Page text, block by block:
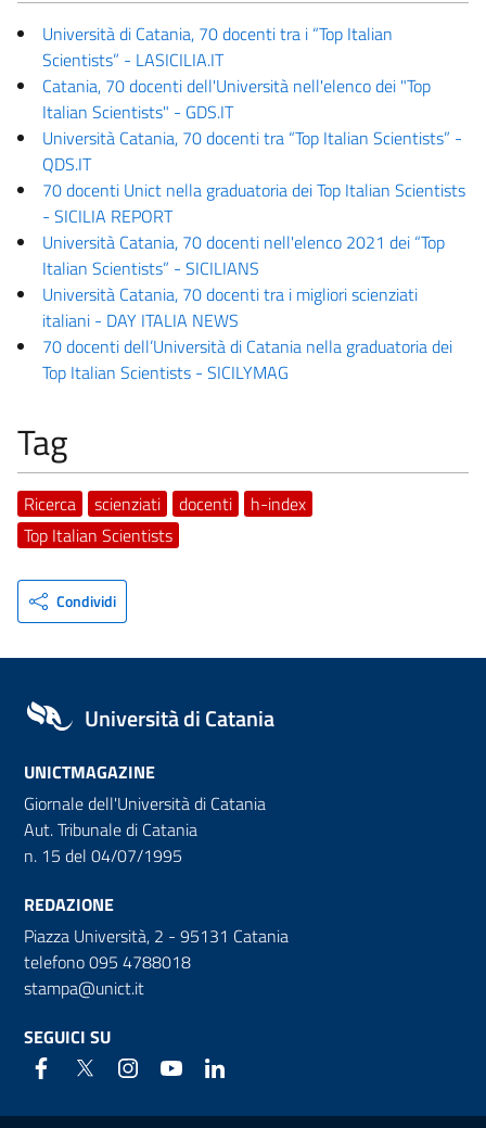
Università di Catania, 70 docenti tra i “Top Italian
Scientists” - LASICILIA.IT
Catania, 70 docenti dell'Università nell'elenco dei "Top
Italian Scientists" - GDS.IT
Università Catania, 70 docenti tra “Top Italian Scientists” -
QDS.IT
70 docenti Unict nella graduatoria dei Top Italian Scientists
- SICILIA REPORT
Università Catania, 70 docenti nell'elenco 2021 dei “Top
Italian Scientists” - SICILIANS
Università Catania, 70 docenti tra i migliori scienziati
italiani - DAY ITALIA NEWS
70 docenti dell’Università di Catania nella graduatoria dei
Top Italian Scientists - SICILYMAG
Tag
Ricerca scienziati docenti
h-index
Top Italian Scientists
Condividi
Università di Catania
UNICTMAGAZINE
Giornale dell'Università di Catania
Aut. Tribunale di Catania
n. 15 del 04/07/1995
REDAZIONE
Piazza Università, 2 - 95131 Catania
telefono 095 4788018
stampa@unict.it
SEGUICI SU